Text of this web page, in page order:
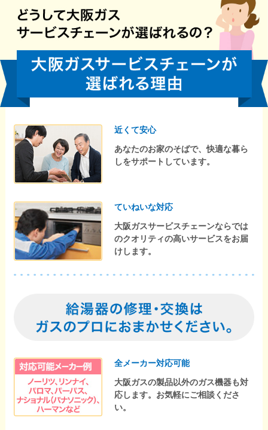
近くて安心
あなたのお家のそばで、快適な暮ら
しをサポートしています。
ていねいな対応
大阪ガスサービスチェーンならでは
のクオリティの高いサービスをお届
けします。
全メーカー対応可能
大阪ガスの製品以外のガス機器も対
応します。お気軽にご相談くださ
い。